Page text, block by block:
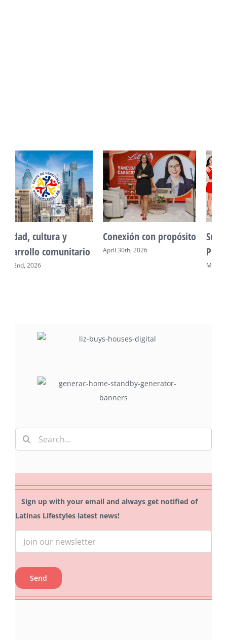
Conexión con propósito
April 30th, 2026
Sueño venezolano en
Philadelphia
Search
for:
Sign up with your email and always get notified of
Latinas Lifestyles latest news!